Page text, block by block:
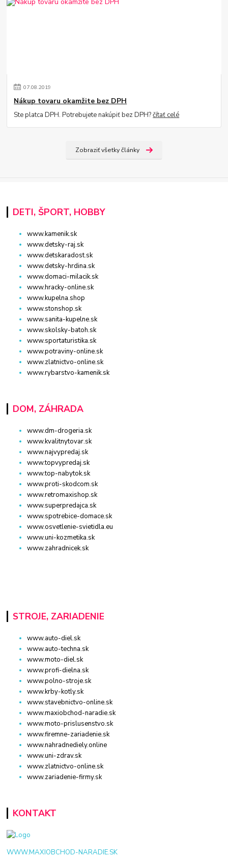
07.08.2019
Nákup tovaru okamžite bez DPH
Ste platca DPH. Potrebujete nakúpiť bez DPH?čítať celé
Zobraziť všetky články
DETI, ŠPORT, HOBBY
www.kamenik.sk
www.detsky-raj.sk
www.detskaradost.sk
www.detsky-hrdina.sk
www.domaci-milacik.sk
www.hracky-online.sk
www.kupelna.shop
www.stonshop.sk
www.sanita-kupelne.sk
www.skolsky-batoh.sk
www.sportaturistika.sk
www.potraviny-online.sk
www.zlatnictvo-online.sk
www.rybarstvo-kamenik.sk
DOM, ZÁHRADA
www.dm-drogeria.sk
www.kvalitnytovar.sk
www.najvypredaj.sk
www.topvypredaj.sk
www.top-nabytok.sk
www.proti-skodcom.sk
www.retromaxishop.sk
www.superpredajca.sk
www.spotrebice-domace.sk
www.osvetlenie-svietidla.eu
www.uni-kozmetika.sk
www.zahradnicek.sk
STROJE, ZARIADENIE
www.auto-diel.sk
www.auto-techna.sk
www.moto-diel.sk
www.profi-dielna.sk
www.polno-stroje.sk
www.krby-kotly.sk
www.stavebnictvo-online.sk
www.maxiobchod-naradie.sk
www.moto-prislusenstvo.sk
www.firemne-zariadenie.sk
www.nahradnediely.online
www.uni-zdrav.sk
www.zlatnictvo-online.sk
www.zariadenie-firmy.sk
KONTAKT
WWW.MAXIOBCHOD-NARADIE.SK